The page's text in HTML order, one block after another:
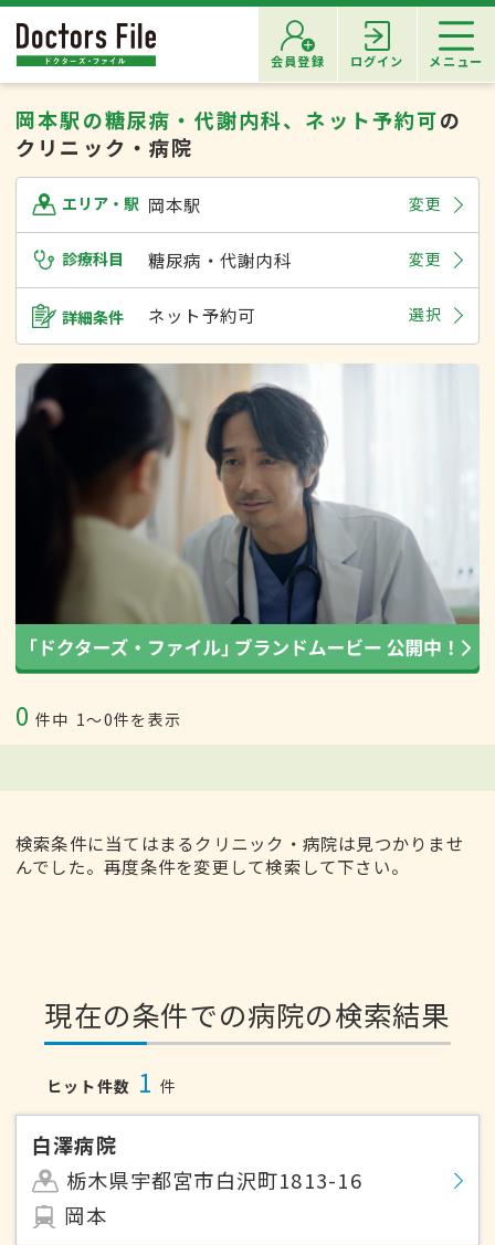
会員登録 ログイン メニュー
岡本駅の糖尿病・代謝内科、ネット予約可の
クリニック・病院
エリア・駅 岡本駅 変更
診療科目 糖尿病・代謝内科 変更
詳細条件 ネット予約可 選択
0 件中 1〜0件を表示
検索条件に当てはまるクリニック・病院は見つかりませ
んでした。再度条件を変更して検索して下さい。
現在の条件での病院の検索結果
ヒット件数 1 件
白澤病院
栃木県宇都宮市白沢町1813-16
岡本